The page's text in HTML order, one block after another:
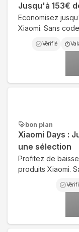
Jusqu'à 153€
Economisez
Xiaomi. Sans
Vérifié
bon plan
Xiaomi Days :
une sélection
Profitez de
produits Xiaomi.